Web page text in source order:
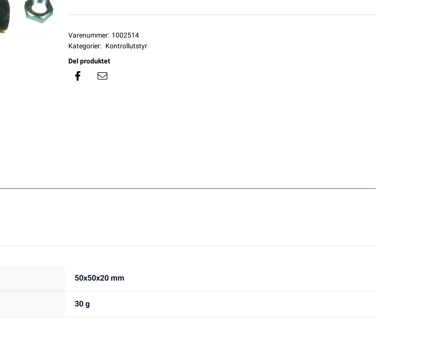
Varenummer: 1002514
Kategorier: Kontrollutstyr
Del produktet
50x50x20 mm
30 g